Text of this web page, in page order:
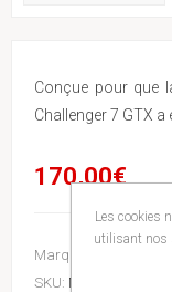
Conçue pour que
Challenger 7 GTX a
170,00€
Marque:
SKU: MCHA4FJJII
Les cookies
utilisant nos